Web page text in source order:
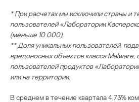
* При расчетах мы исключили страны и
пользователей «Лаборатории
(меньше 10 000).
** Доля уникальных пользователей,
вредоносных объектов класса Malware,
пользователей продуктов
или на территории.
В среднем в течение квартала 4,73%